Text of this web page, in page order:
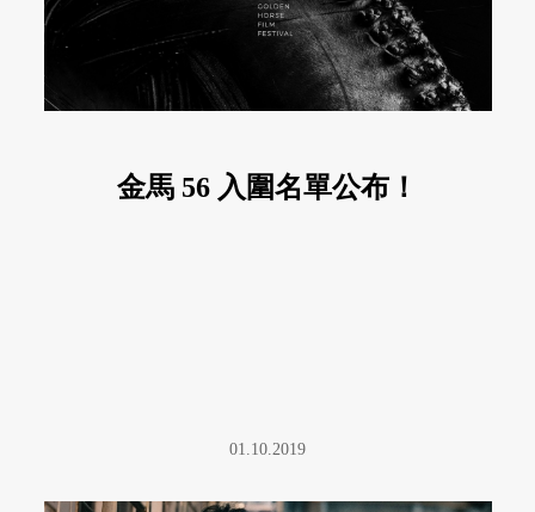
金馬 56 入圍名單公布！
01.10.2019